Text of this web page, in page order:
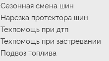
Сезонная смена шин
Нарезка протектора шин
Техпомощь при дтп
Техпомощь при застревании
Подвоз топлива